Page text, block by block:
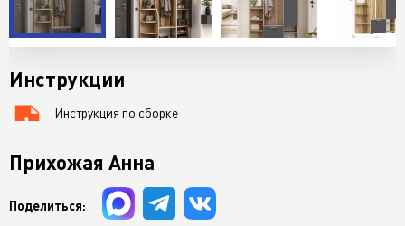
Инструкции
Инструкция по сборке
Прихожая Анна
Поделиться: